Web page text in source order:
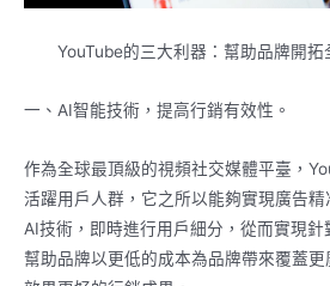
YouTube的三大利器：幫助品牌開拓
一、AI智能技術，提高行銷有效性。
作為全球最頂級的視頻社交媒體平臺，
活躍用戶人群，它之所以能夠實現廣告
AI技術，即時進行用戶細分，從而實現針
幫助品牌以更低的成本為品牌帶來覆蓋